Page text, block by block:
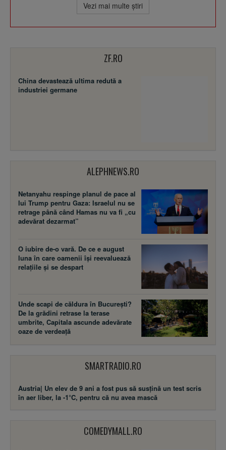
Vezi mai multe ştiri
ZF.RO
China devastează ultima redută a
industriei germane
ALEPHNEWS.RO
Netanyahu respinge planul de pace al
lui Trump pentru Gaza: Israelul nu se
retrage până când Hamas nu va fi „cu
adevărat dezarmat”
O iubire de-o vară. De ce e august
luna în care oamenii își reevaluează
relațiile și se despart
Unde scapi de căldura în București?
De la grădini retrase la terase
umbrite, Capitala ascunde adevărate
oaze de verdeață
SMARTRADIO.RO
Austria| Un elev de 9 ani a fost pus să susţină un test scris
în aer liber, la -1°C, pentru că nu avea mască
COMEDYMALL.RO